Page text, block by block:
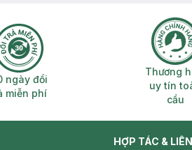
30 ngày đổi trả miễn phí
ngày đổi
miễn phí
Thương
uy tín
cầu
HỢP TÁC &